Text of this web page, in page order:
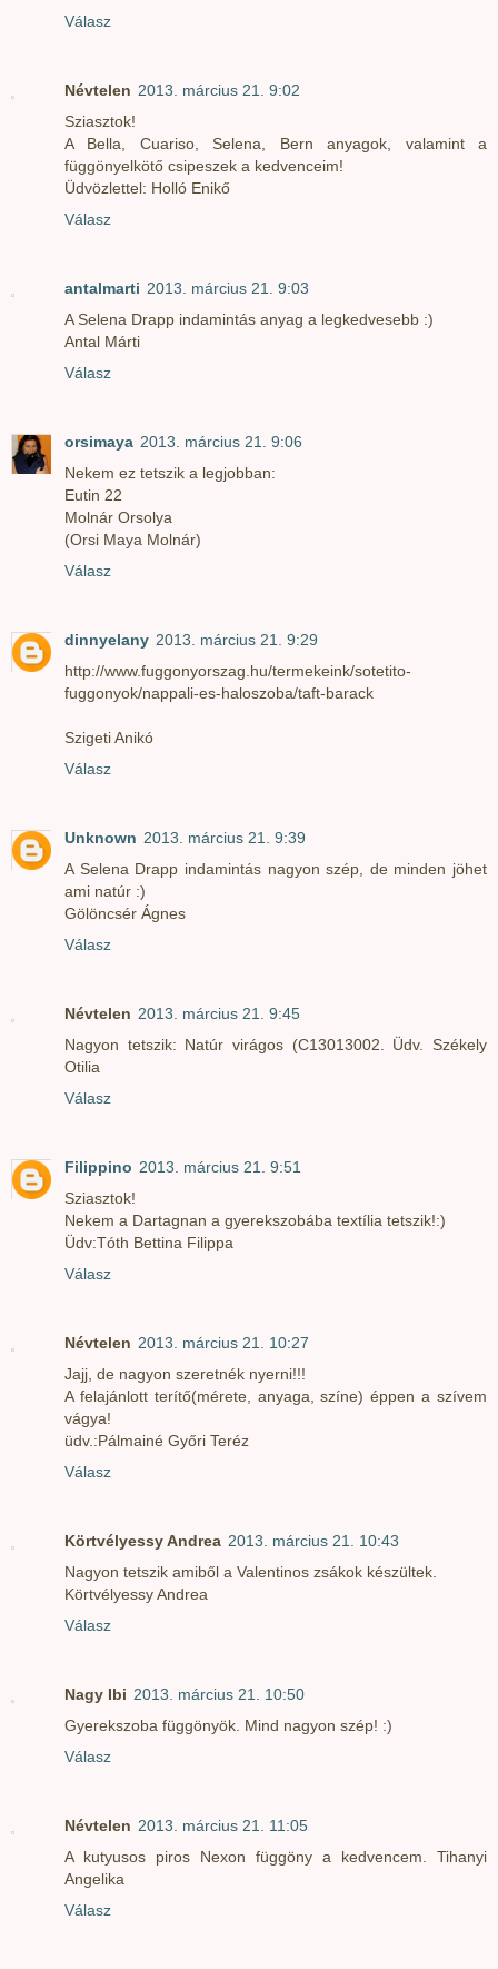
Válasz
Névtelen 2013. március 21. 9:02
Sziasztok!
A Bella, Cuariso, Selena, Bern anyagok, valamint a
függönyelkötő csipeszek a kedvenceim!
Üdvözlettel: Holló Enikő
Válasz
antalmarti 2013. március 21. 9:03
A Selena Drapp indamintás anyag a legkedvesebb :)
Antal Márti
Válasz
orsimaya 2013. március 21. 9:06
Nekem ez tetszik a legjobban:
Eutin 22
Molnár Orsolya
(Orsi Maya Molnár)
Válasz
dinnyelany 2013. március 21. 9:29
http://www.fuggonyorszag.hu/termekeink/sotetito-
fuggonyok/nappali-es-haloszoba/taft-barack
Szigeti Anikó
Válasz
Unknown 2013. március 21. 9:39
A Selena Drapp indamintás nagyon szép, de minden jöhet
ami natúr :)
Gölöncsér Ágnes
Válasz
Névtelen 2013. március 21. 9:45
Nagyon tetszik: Natúr virágos (C13013002. Üdv. Székely
Otilia
Válasz
Filippino 2013. március 21. 9:51
Sziasztok!
Nekem a Dartagnan a gyerekszobába textília tetszik!:)
Üdv:Tóth Bettina Filippa
Válasz
Névtelen 2013. március 21. 10:27
Jajj, de nagyon szeretnék nyerni!!!
A felajánlott terítő(mérete, anyaga, színe) éppen a szívem
vágya!
üdv.:Pálmainé Győri Teréz
Válasz
Körtvélyessy Andrea 2013. március 21. 10:43
Nagyon tetszik amiből a Valentinos zsákok készültek.
Körtvélyessy Andrea
Válasz
Nagy Ibi 2013. március 21. 10:50
Gyerekszoba függönyök. Mind nagyon szép! :)
Válasz
Névtelen 2013. március 21. 11:05
A kutyusos piros Nexon függöny a kedvencem. Tihanyi
Angelika
Válasz